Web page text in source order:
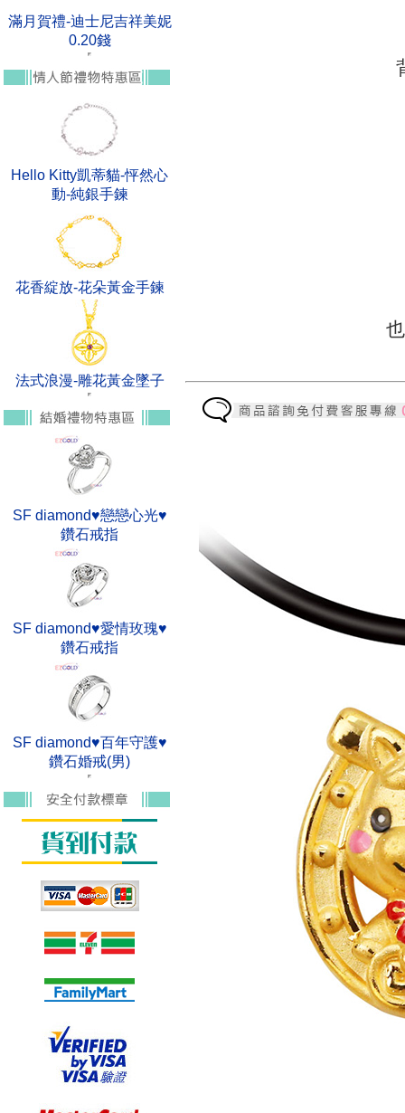
滿月賀禮-迪士尼吉祥美妮
0.20錢
Hello Kitty凱蒂貓-怦然心
動-純銀手鍊
花香綻放-花朵黃金手鍊
法式浪漫-雕花黃金墜子
SF diamond♥戀戀心光♥
鑽石戒指
SF diamond♥愛情玫瑰♥
鑽石戒指
SF diamond♥百年守護♥
鑽石婚戒(男)